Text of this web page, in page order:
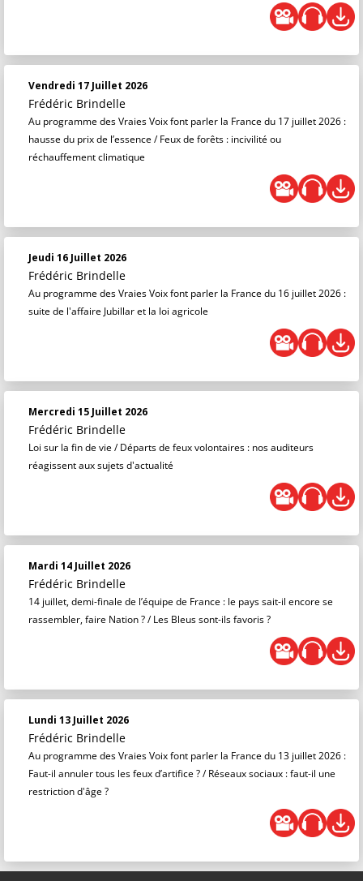
Vendredi 17 Juillet 2026
Frédéric Brindelle
Au programme des Vraies Voix font parler la France du 17 juillet 2026 :
hausse du prix de l’essence / Feux de forêts : incivilité ou
réchauffement climatique
Jeudi 16 Juillet 2026
Frédéric Brindelle
Au programme des Vraies Voix font parler la France du 16 juillet 2026 :
suite de l'affaire Jubillar et la loi agricole
Mercredi 15 Juillet 2026
Frédéric Brindelle
Loi sur la fin de vie / Départs de feux volontaires : nos auditeurs
réagissent aux sujets d'actualité
Mardi 14 Juillet 2026
Frédéric Brindelle
14 juillet, demi-finale de l’équipe de France : le pays sait-il encore se
rassembler, faire Nation ? / Les Bleus sont-ils favoris ?
Lundi 13 Juillet 2026
Frédéric Brindelle
Au programme des Vraies Voix font parler la France du 13 juillet 2026 :
Faut-il annuler tous les feux d’artifice ? / Réseaux sociaux : faut-il une
restriction d'âge ?